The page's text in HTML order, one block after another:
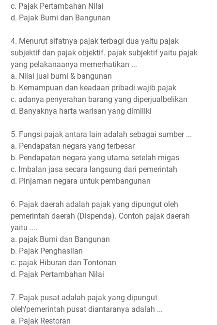
c. Pajak Pertambahan Nilai
d. Pajak Bumi dan Bangunan
4. Menurut sifatnya pajak terbagi dua yaitu pajak
subjektif dan pajak objektif. pajak subjektif yaitu pajak
yang pelakanaanya memerhatikan ...
a. Nilai jual bumi & bangunan
b. Kemampuan dan keadaan pribadi wajib pajak
c. adanya penyerahan barang yang diperjualbelikan
d. Banyaknya harta warisan yang dimiliki
5. Fungsi pajak antara lain adalah sebagai sumber ...
a. Pendapatan negara yang terbesar
b. Pendapatan negara yang utama setelah migas
c. Imbalan jasa secara langsung dari pemerintah
d. Pinjaman negara untuk pembangunan
6. Pajak daerah adalah pajak yang dipungut oleh
pemerintah daerah (Dispenda). Contoh pajak daerah
yaitu ....
a. pajak Bumi dan Bangunan
b. Pajak Penghasilan
c. pajak Hiburan dan Tontonan
d. Pajak Pertambahan Nilai
7. Pajak pusat adalah pajak yang dipungut
oleh'pemerintah pusat diantaranya adalah ...
a. Pajak Restoran